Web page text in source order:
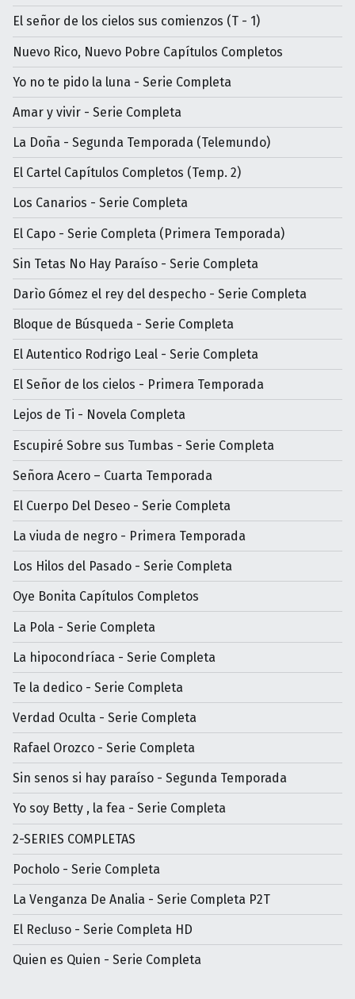
El señor de los cielos sus comienzos (T - 1)
Nuevo Rico, Nuevo Pobre Capítulos Completos
Yo no te pido la luna - Serie Completa
Amar y vivir - Serie Completa
La Doña - Segunda Temporada (Telemundo)
El Cartel Capítulos Completos (Temp. 2)
Los Canarios - Serie Completa
El Capo - Serie Completa (Primera Temporada)
Sin Tetas No Hay Paraíso - Serie Completa
Darìo Gómez el rey del despecho - Serie Completa
Bloque de Búsqueda - Serie Completa
El Autentico Rodrigo Leal - Serie Completa
El Señor de los cielos - Primera Temporada
Lejos de Ti - Novela Completa
Escupiré Sobre sus Tumbas - Serie Completa
Señora Acero – Cuarta Temporada
El Cuerpo Del Deseo - Serie Completa
La viuda de negro - Primera Temporada
Los Hilos del Pasado - Serie Completa
Oye Bonita Capítulos Completos
La Pola - Serie Completa
La hipocondríaca - Serie Completa
Te la dedico - Serie Completa
Verdad Oculta - Serie Completa
Rafael Orozco - Serie Completa
Sin senos si hay paraíso - Segunda Temporada
Yo soy Betty , la fea - Serie Completa
2-SERIES COMPLETAS
Pocholo - Serie Completa
La Venganza De Analia - Serie Completa P2T
El Recluso - Serie Completa HD
Quien es Quien - Serie Completa